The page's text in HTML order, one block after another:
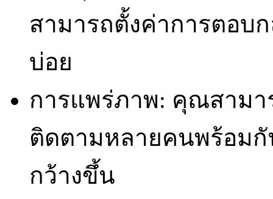
สามารถตั้งค่าการตอบ
บ่อย
การแพร่ภาพ: คุณสามา
ติดตามหลายคนพร้อม
กว้างขึ้น